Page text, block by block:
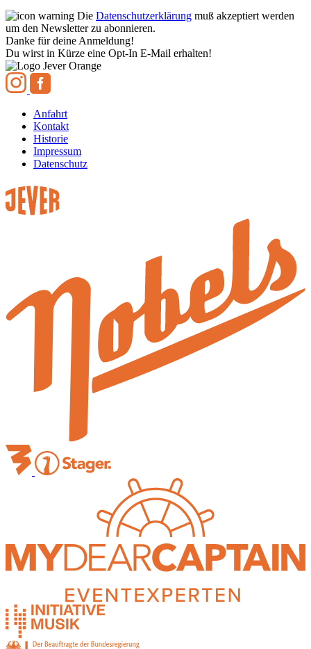
Die Datenschutzerklärung muß akzeptiert werden
um den Newsletter zu abonnieren.
Danke für deine Anmeldung!
Du wirst in Kürze eine Opt-In E-Mail erhalten!
Anfahrt
Kontakt
Historie
Impressum
Datenschutz